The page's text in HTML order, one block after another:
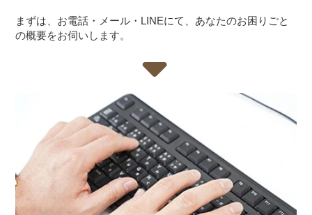
まずは、お電話・メール・LINEにて、あなたのお困りごと
の概要をお伺いします。